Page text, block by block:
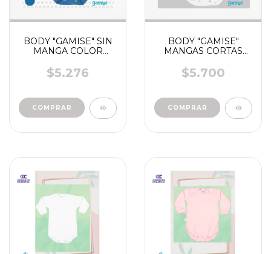
BODY "GAMISE" SIN
MANGA COLOR
360 - 5008
$5.276
COMPRAR
BODY "GAMISE"
MANGAS CORTAS
0- 7 ART 255
$5.700
COMPRAR